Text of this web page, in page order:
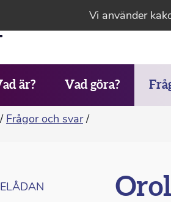
Vi använder
är? Vad göra?
/ Frågor och svar /